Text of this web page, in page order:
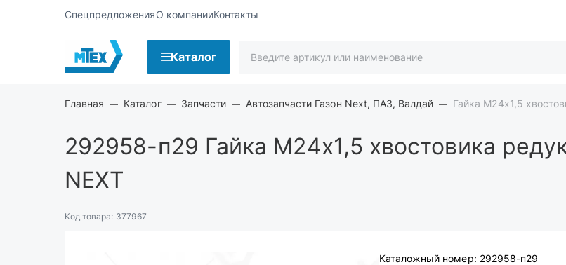
СпецпредложенияО компанииКонтакты
Каталог
Главная Каталог Запчасти Автозапчасти Газон Next, ПАЗ, Валдай Гайка М24х1,5
292958-п29 Гайка М24х1,5 хвостовика
NEXT
Код товара: 377967
Каталожный номер: 292958-п29